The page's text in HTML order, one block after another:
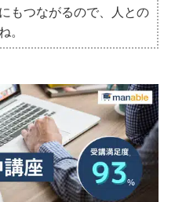
もつながるので、人との
。